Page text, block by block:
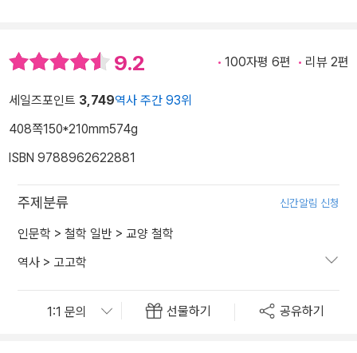
9.2 100자평 6편 리뷰 2편
세일즈포인트 3,749역사 주간 93위
408쪽150*210mm574g
ISBN 9788962622881
주제분류 신간알림 신청
인문학 > 철학 일반 > 교양 철학
역사 > 고고학
선물하기 공유하기